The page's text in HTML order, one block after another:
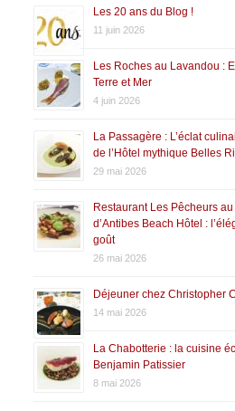
Les 20 ans du Blog !
11 juin 2026
Les Roches au Lavandou :
Terre et Mer
4 juin 2026
La Passagère : L’éclat
de l’Hôtel mythique Belles
29 mai 2026
Restaurant Les Pêcheurs
d’Antibes Beach Hôtel :
goût
26 mai 2026
Déjeuner chez Christopher
14 mai 2026
La Chabotterie : la cuisine
Benjamin Patissier
8 mai 2026